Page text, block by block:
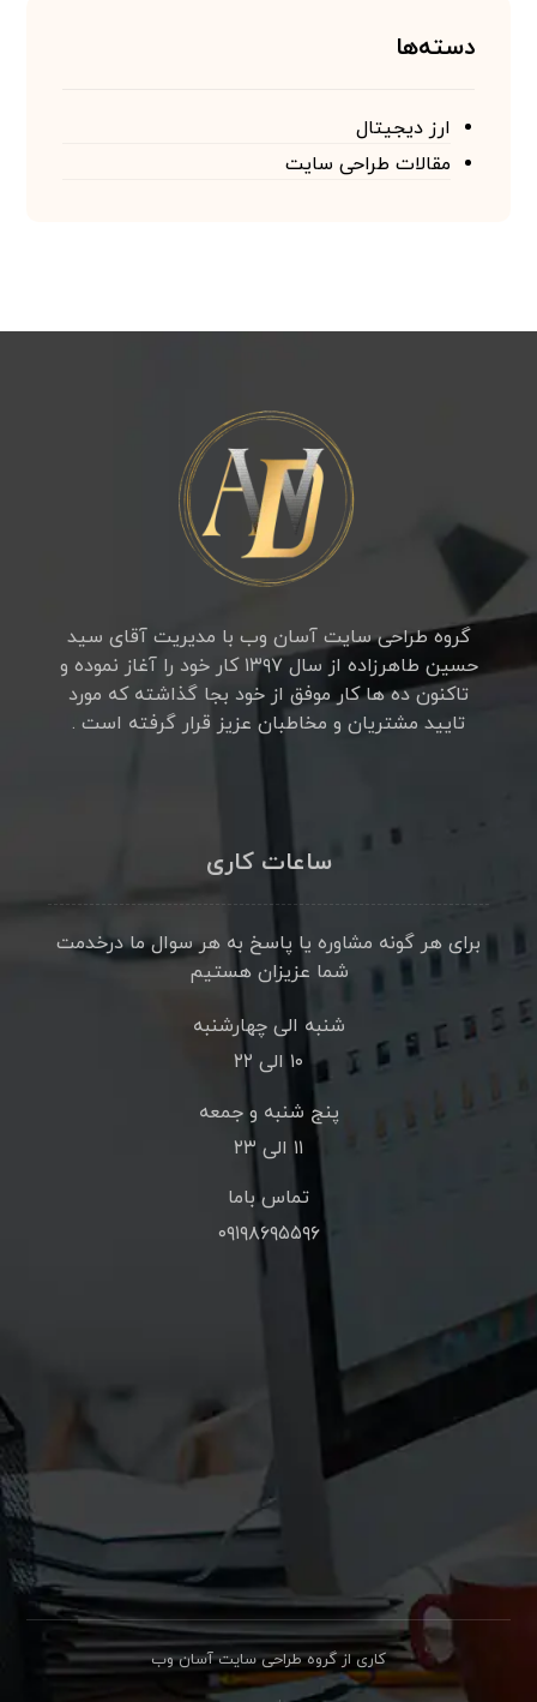
دسته‌ها
ارز دیجیتال
مقالات طراحی سایت
گروه طراحی سایت آسان وب با مدیریت آقای سید
حسین طاهرزاده از سال ۱۳۹۷ کار خود را آغاز نموده و
تاکنون ده ها کار موفق از خود بجا گذاشته که مورد
تایید مشتریان و مخاطبان عزیز قرار گرفته است .
ساعات کاری
برای هر گونه مشاوره یا پاسخ به هر سوال ما درخدمت
شما عزیزان هستیم
شنبه الی چهارشنبه
۱۰ الی ۲۲
پنج شنبه و جمعه
۱۱ الی ۲۳
تماس باما
۰۹۱۹۸۶۹۵۵۹۶
کاری از گروه طراحی سایت آسان وب